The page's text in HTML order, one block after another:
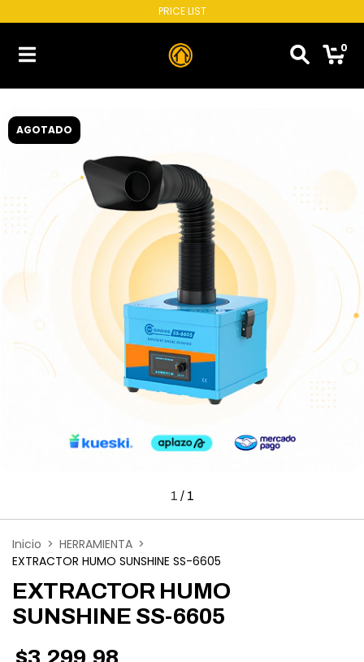
PRICE LIST
0
AGOTADO
1 / 1
Inicio > HERRAMIENTA >
EXTRACTOR HUMO SUNSHINE SS-6605
EXTRACTOR HUMO
SUNSHINE SS-6605